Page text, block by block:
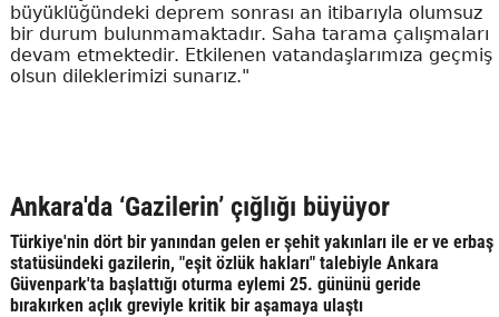
büyüklüğündeki deprem sonrası an itibarıyla olumsuz
bir durum bulunmamaktadır. Saha tarama çalışmaları
devam etmektedir. Etkilenen vatandaşlarımıza geçmiş
olsun dileklerimizi sunarız."
Ankara'da ‘Gazilerin’ çığlığı büyüyor
Türkiye'nin dört bir yanından gelen er şehit yakınları ile er ve erbaş
statüsündeki gazilerin, "eşit özlük hakları" talebiyle Ankara
Güvenpark'ta başlattığı oturma eylemi 25. gününü geride
bırakırken açlık greviyle kritik bir aşamaya ulaştı